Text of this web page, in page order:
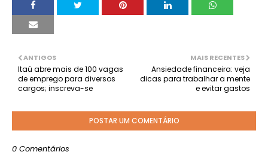
MAIS RECENTES
Ansiedade financeira: veja
dicas para trabalhar a mente
e evitar gastos
ANTIGOS
Itaú abre mais de 100 vagas
de emprego para diversos
cargos; inscreva-se
POSTAR UM COMENTÁRIO
0 Comentários